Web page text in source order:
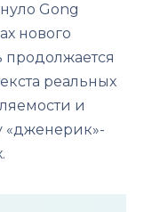
Gong
нового
реальных
и
«дженерик»-